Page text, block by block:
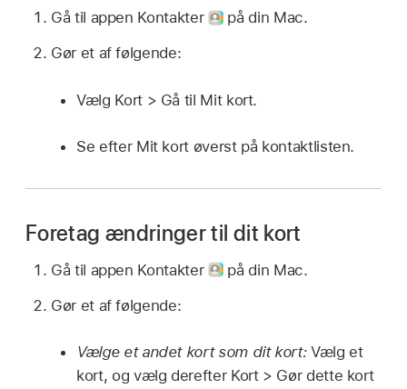
Gå til appen Kontakter
på din Mac.
Gør et af følgende:
Vælg Kort > Gå til Mit kort.
Se efter Mit kort øverst på kontaktlisten.
Foretag ændringer til dit kort
Gå til appen Kontakter
på din Mac.
Gør et af følgende:
Vælge et andet kort som dit kort:Vælg et
kort, og vælg derefter Kort > Gør dette kort